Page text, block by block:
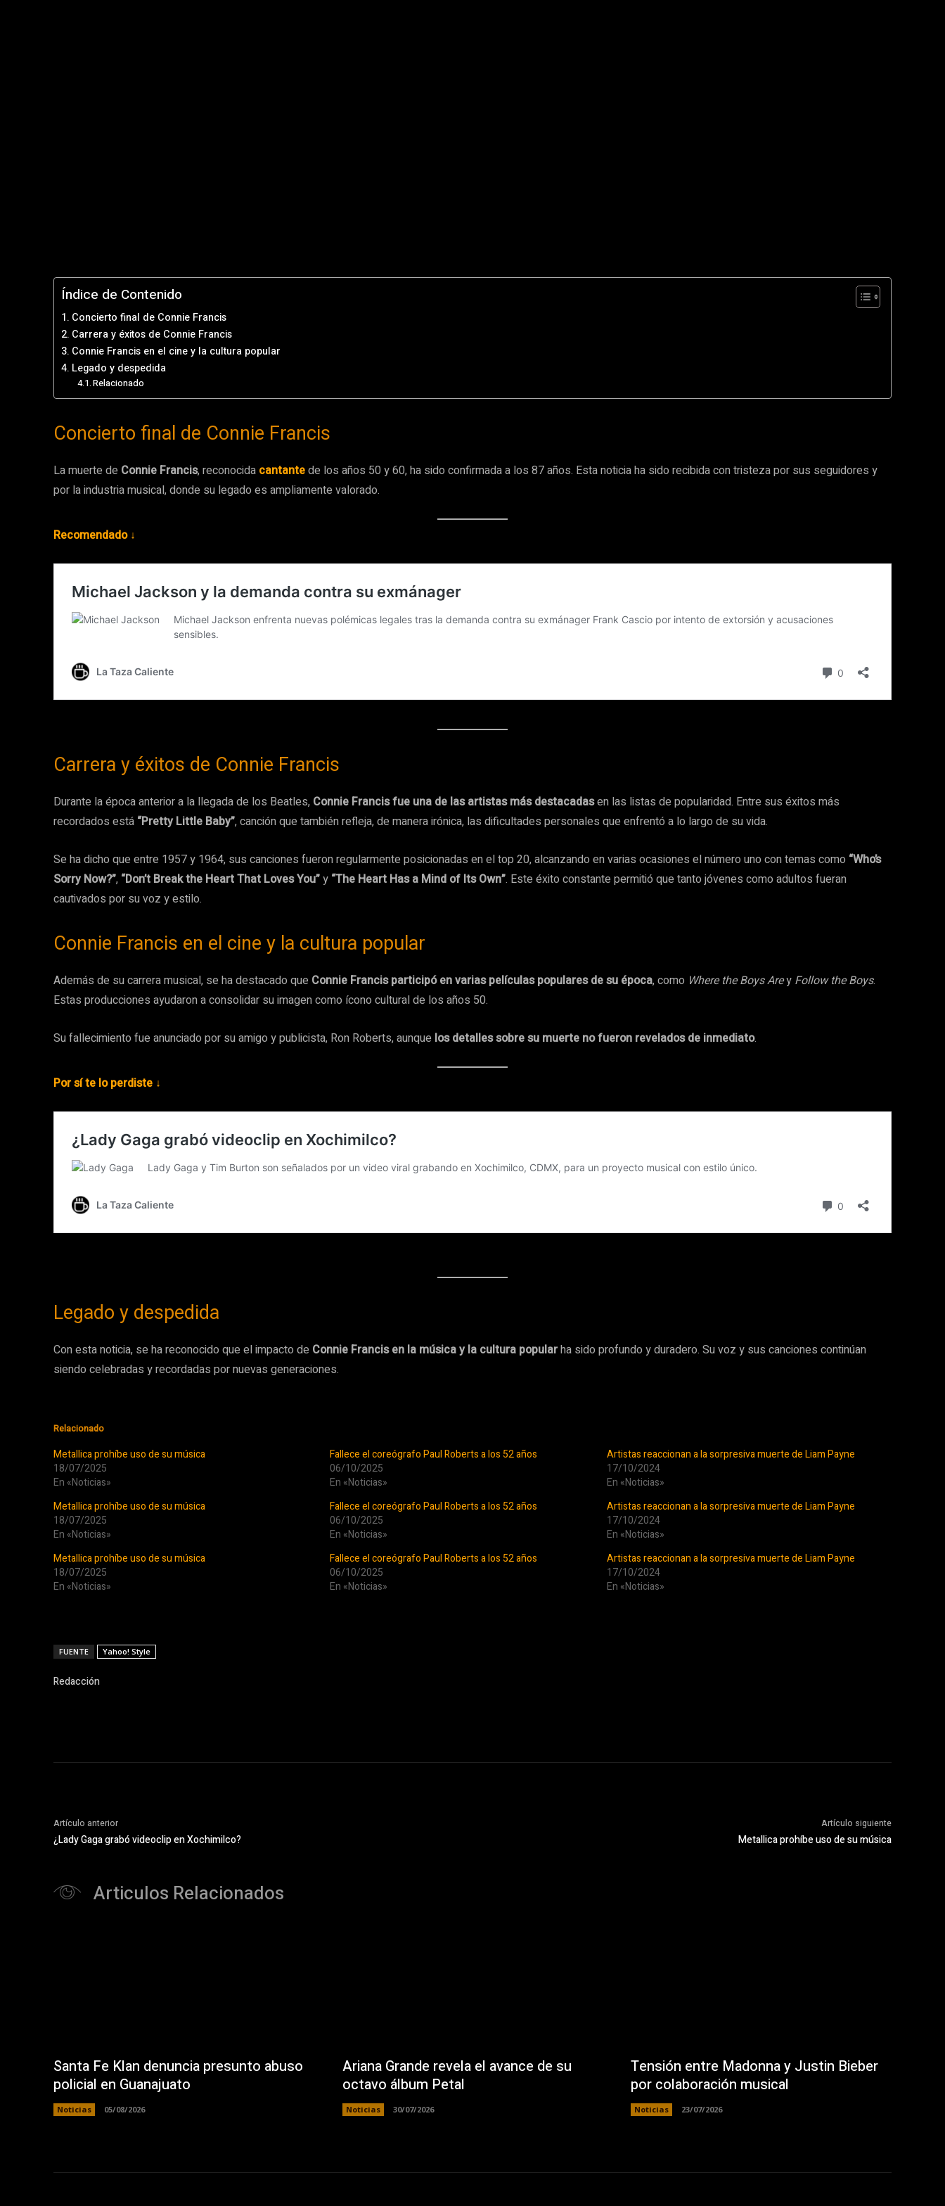
Índice de Contenido
Concierto final de Connie Francis
Carrera y éxitos de Connie Francis
Connie Francis en el cine y la cultura popular
Legado y despedida
Relacionado
Concierto final de Connie Francis
La muerte de Connie Francis, reconocida cantantede los años 50 y 60, ha sido confirmada a los 87 años. Esta noticia ha sido recibida con tristeza por sus seguidores y
por la industria musical, donde su legado es ampliamente valorado.
Recomendado ↓
Carrera y éxitos de Connie Francis
Durante la época anterior a la llegada de los Beatles, Connie Francis fue una de las artistas más destacadasen las listas de popularidad. Entre sus éxitos más
recordados está “Pretty Little Baby”, canción que también refleja, de manera irónica, las dificultades personales que enfrentó a lo largo de su vida.
Se ha dicho que entre 1957 y 1964, sus canciones fueron regularmente posicionadas en el top 20, alcanzando en varias ocasiones el número uno con temas como “Who’s
Sorry Now?”, “Don’t Break the Heart That Loves You”y “The Heart Has a Mind of Its Own”. Este éxito constante permitió que tanto jóvenes como adultos fueran
cautivados por su voz y estilo.
Connie Francis en el cine y la cultura popular
Además de su carrera musical, se ha destacado que Connie Francis participó en varias películas populares de su época, como Where the Boys Arey Follow the Boys.
Estas producciones ayudaron a consolidar su imagen como ícono cultural de los años 50.
Su fallecimiento fue anunciado por su amigo y publicista, Ron Roberts, aunque los detalles sobre su muerte no fueron revelados de inmediato.
Por sí te lo perdiste ↓
Legado y despedida
Con esta noticia, se ha reconocido que el impacto de Connie Francis en la música y la cultura popularha sido profundo y duradero. Su voz y sus canciones continúan
siendo celebradas y recordadas por nuevas generaciones.
Relacionado
Metallica prohíbe uso de su música
18/07/2025
En «Noticias»
Fallece el coreógrafo Paul Roberts a los 52 años
06/10/2025
En «Noticias»
Artistas reaccionan a la sorpresiva muerte de Liam Payne
17/10/2024
En «Noticias»
Metallica prohíbe uso de su música
18/07/2025
En «Noticias»
Fallece el coreógrafo Paul Roberts a los 52 años
06/10/2025
En «Noticias»
Artistas reaccionan a la sorpresiva muerte de Liam Payne
17/10/2024
En «Noticias»
Metallica prohíbe uso de su música
18/07/2025
En «Noticias»
Fallece el coreógrafo Paul Roberts a los 52 años
06/10/2025
En «Noticias»
Artistas reaccionan a la sorpresiva muerte de Liam Payne
17/10/2024
En «Noticias»
FUENTE Yahoo! Style
Redacción
Artículo anterior
¿Lady Gaga grabó videoclip en Xochimilco?
Artículo siguiente
Metallica prohíbe uso de su música
Articulos Relacionados
Santa Fe Klan denuncia presunto abuso
policial en Guanajuato
Noticias 05/08/2026
Ariana Grande revela el avance de su
octavo álbum Petal
Noticias 30/07/2026
Tensión entre Madonna y Justin Bieber
por colaboración musical
Noticias 23/07/2026